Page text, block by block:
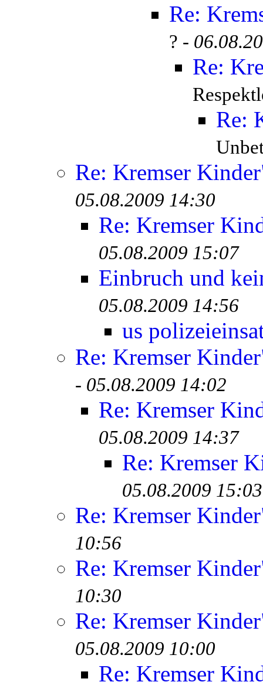
Re:
? -
Re:
Re:
Re: Kremser
05.08.2009 14:30
Re: Kremser
05.08.2009 15:07
Einbruch und
05.08.2009 14:56
us
Re: Kremser
- 05.08.2009 14:02
Re: Kremser
05.08.2009 14:37
Re: Kremser
05.08.2009 15:03
Re: Kremser
10:56
Re: Kremser
10:30
Re: Kremser
05.08.2009 10:00
Re: Kremser